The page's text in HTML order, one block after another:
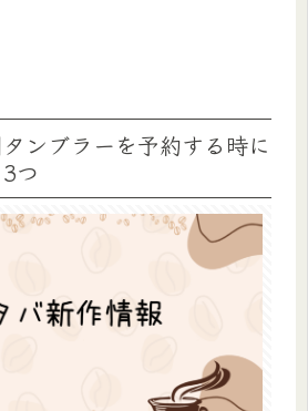
タンブラーを予約する時に
つ